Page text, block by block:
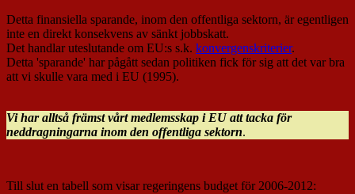
Detta finansiella sparande, inom den offentliga sektorn, är egentligen
inte en direkt konsekvens av sänkt jobbskatt.
Det handlar uteslutande om EU:s s.k. konvergenskriterier.
Detta 'sparande' har pågått sedan politiken fick för sig att det var bra
att vi skulle vara med i EU (1995).
Vi har alltså främst vårt medlemsskap i EU att tacka för
neddragningarna inom den offentliga sektorn.
Till slut en tabell som visar regeringens budget för 2006-2012: